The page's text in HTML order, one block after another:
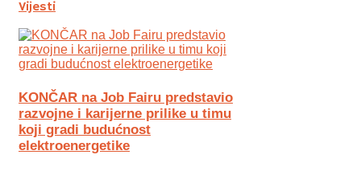
Vijesti
KONČAR na Job Fairu predstavio
razvojne i karijerne prilike u timu
koji gradi budućnost
elektroenergetike